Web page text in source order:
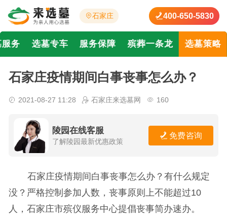
石家庄 400-650-5830
务 选墓专车 服务保障 殡葬一条龙 选墓策略
石家庄疫情期间白事丧事怎么办？
2021-08-27 11:28 石家庄来选墓网 160
陵园在线客服
了解陵园最新优惠政策
免费咨询
石家庄疫情期间白事丧事怎么办？有什么规定
没？严格控制参加人数，丧事原则上不能超过10
人，石家庄市殡仪服务中心提倡丧事简办速办。